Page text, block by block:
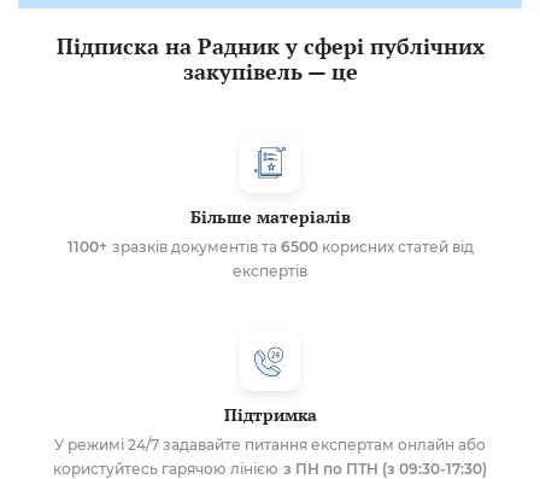
Підписка на Радник у сфері публічних
закупівель — це
Більше матеріалів
1100+ зразків документів та 6500корисних статей від
експертів
Підтримка
У режимі 24/7 задавайте питання експертам онлайн або
користуйтесь гарячою лінією з ПН по ПТН (з 09:30-17:30)